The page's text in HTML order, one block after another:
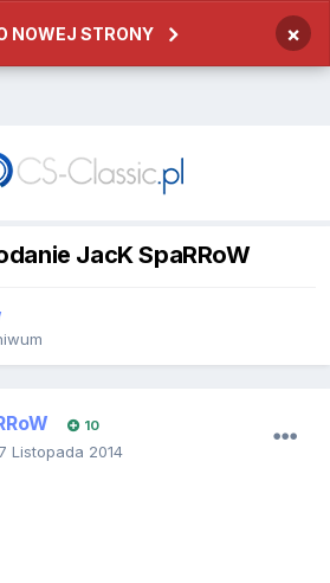
NOWEJ STRONY ×
JacK SpaRRoW
10
Listopada 2014